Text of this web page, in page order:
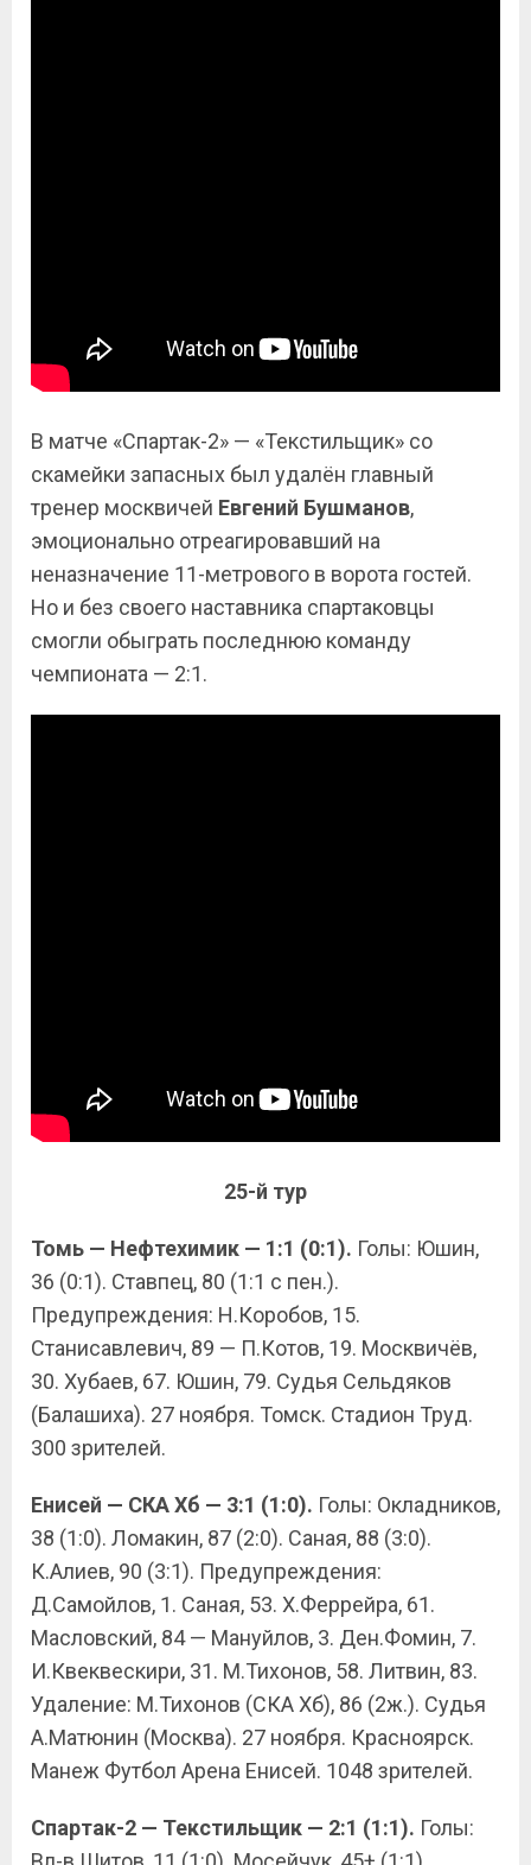
В матче «Спартак-2» — «Текстильщик» со
скамейки запасных был удалён главный
тренер москвичей Евгений Бушманов,
эмоционально отреагировавший на
неназначение 11-метрового в ворота гостей.
Но и без своего наставника спартаковцы
смогли обыграть последнюю команду
чемпионата — 2:1.
25-й тур
Томь — Нефтехимик — 1:1 (0:1). Голы: Юшин,
36 (0:1). Ставпец, 80 (1:1 с пен.).
Предупреждения: Н.Коробов, 15.
Станисавлевич, 89 — П.Котов, 19. Москвичёв,
30. Хубаев, 67. Юшин, 79. Судья Сельдяков
(Балашиха). 27 ноября. Томск. Стадион Труд.
300 зрителей.
Енисей — СКА Хб — 3:1 (1:0). Голы: Окладников,
38 (1:0). Ломакин, 87 (2:0). Саная, 88 (3:0).
К.Алиев, 90 (3:1). Предупреждения:
Д.Самойлов, 1. Саная, 53. Х.Феррейра, 61.
Масловский, 84 — Мануйлов, 3. Ден.Фомин, 7.
И.Квеквескири, 31. М.Тихонов, 58. Литвин, 83.
Удаление: М.Тихонов (СКА Хб), 86 (2ж.). Судья
А.Матюнин (Москва). 27 ноября. Красноярск.
Манеж Футбол Арена Енисей. 1048 зрителей.
Спартак-2 — Текстильщик — 2:1 (1:1). Голы: